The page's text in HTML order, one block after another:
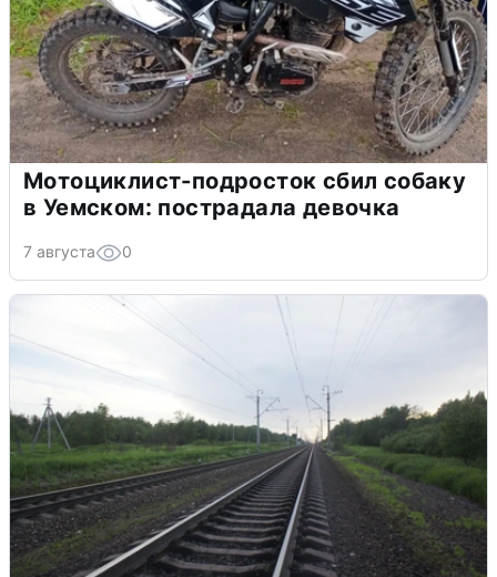
Мотоциклист-подросток сбил собаку
в Уемском: пострадала девочка
7 августа 0